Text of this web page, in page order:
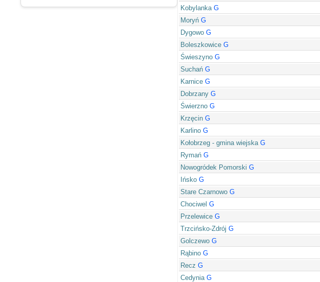
Kobylanka G
Moryń G
Dygowo G
Boleszkowice G
Świeszyno G
Suchań G
Karnice G
Dobrzany G
Świerzno G
Krzęcin G
Karlino G
Kołobrzeg - gmina wiejska G
Rymań G
Nowogródek Pomorski G
Ińsko G
Stare Czarnowo G
Chociwel G
Przelewice G
Trzcińsko-Zdrój G
Golczewo G
Rąbino G
Recz G
Cedynia G